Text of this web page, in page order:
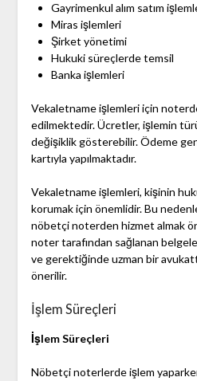
Gayrimenkul alım satım
Miras işlemleri
Şirket yönetimi
Hukuki süreçlerde temsil
Banka işlemleri
Vekaletname işlemleri için
edilmektedir. Ücretler, işlemin
değişiklik gösterebilir. Ödeme
kartıyla yapılmaktadır.
Vekaletname işlemleri, kişinin
korumak için önemlidir. Bu
nöbetçi noterden hizmet almak
noter tarafından sağlanan
ve gerektiğinde uzman bir
önerilir.
İşlem Süreçleri
İşlem Süreçleri
Nöbetçi noterlerde işlem